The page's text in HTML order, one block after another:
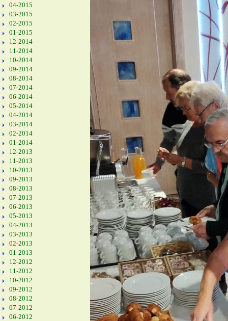
04-2015
03-2015
02-2015
01-2015
12-2014
11-2014
10-2014
09-2014
08-2014
07-2014
06-2014
05-2014
04-2014
03-2014
02-2014
01-2014
12-2013
11-2013
10-2013
09-2013
08-2013
07-2013
06-2013
05-2013
04-2013
03-2013
02-2013
01-2013
12-2012
11-2012
10-2012
09-2012
08-2012
07-2012
06-2012